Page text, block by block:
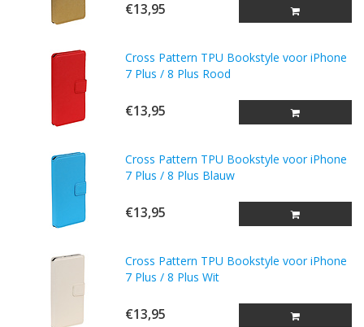
€13,95
Cross Pattern TPU Bookstyle voor iPhone
7 Plus / 8 Plus Rood
€13,95
Cross Pattern TPU Bookstyle voor iPhone
7 Plus / 8 Plus Blauw
€13,95
Cross Pattern TPU Bookstyle voor iPhone
7 Plus / 8 Plus Wit
€13,95